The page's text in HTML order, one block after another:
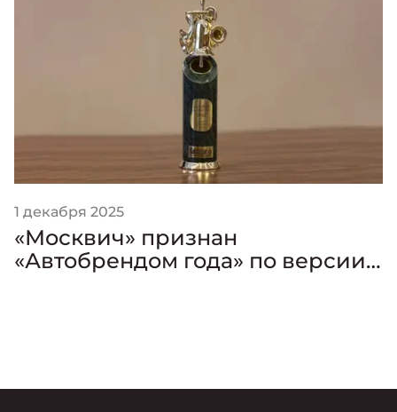
1 декабря 2025
«Москвич» признан
«Автобрендом года» по версии